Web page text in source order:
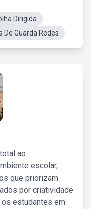
Dirigida
De Guarda Redes
ao
escolar,
que priorizam
por criatividade
estudantes em